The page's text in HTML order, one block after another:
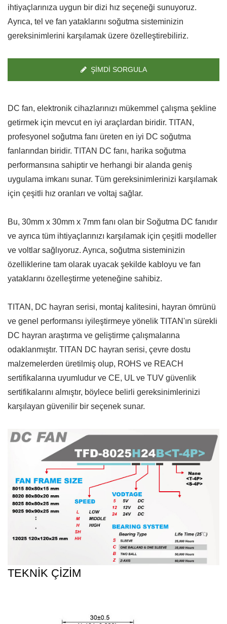
ihtiyaçlarınıza uygun bir dizi hız seçeneği sunuyoruz.
Ayrıca, tel ve fan yataklarını soğutma sisteminizin
gereksinimlerini karşılamak üzere özelleştirebiliriz.
ŞIMDI SORGULA
DC fan, elektronik cihazlarınızı mükemmel çalışma şekline
getirmek için mevcut en iyi araçlardan biridir. TITAN,
profesyonel soğutma fanı üreten en iyi DC soğutma
fanlarından biridir. TITAN DC fanı, harika soğutma
performansına sahiptir ve herhangi bir alanda geniş
uygulama imkanı sunar. Tüm gereksinimlerinizi karşılamak
için çeşitli hız oranları ve voltaj sağlar.
Bu, 30mm x 30mm x 7mm fanı olan bir Soğutma DC fanıdır
ve ayrıca tüm ihtiyaçlarınızı karşılamak için çeşitli modeller
ve voltlar sağlıyoruz. Ayrıca, soğutma sisteminizin
özelliklerine tam olarak uyacak şekilde kabloyu ve fan
yataklarını özelleştirme yeteneğine sahibiz.
TITAN, DC hayran serisi, montaj kalitesini, hayran ömrünü
ve genel performansı iyileştirmeye yönelik TITAN'ın sürekli
DC hayran araştırma ve geliştirme çalışmalarına
odaklanmıştır. TITAN DC hayran serisi, çevre dostu
malzemelerden üretilmiş olup, ROHS ve REACH
sertifikalarına uyumludur ve CE, UL ve TUV güvenlik
sertifikalarını almıştır, böylece belirli gereksinimlerinizi
karşılayan güvenilir bir seçenek sunar.
TEKNİK ÇİZİM